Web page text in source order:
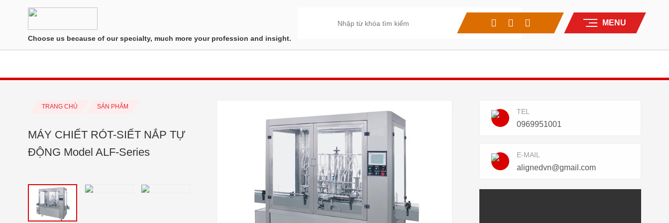
Choose us because of our specialty, much more your profession and insight.
MENU
TRANG CHỦ SẢN PHẨM
MÁY CHIẾT RÓT-SIẾT NẮP TỰ
ĐỘNG Model ALF-Series
TEL
0969951001
E-MAIL
alignedvn@gmail.com